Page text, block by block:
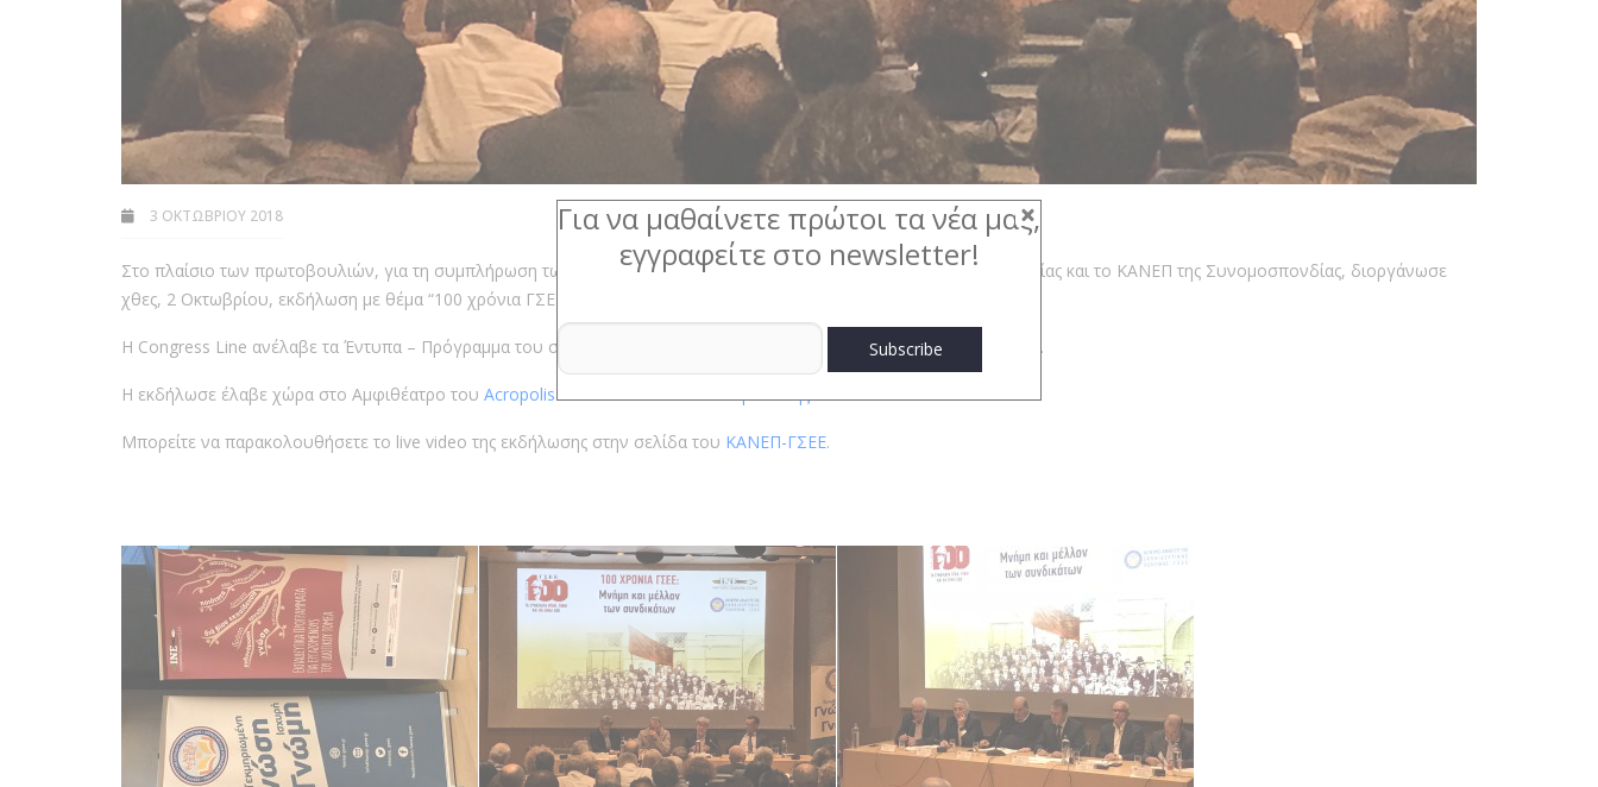
3 ΟΚΤΩΒΡΊΟΥ 2018
Στο πλαίσιο των πρωτοβουλιών, για τη συμπλήρωση των 100 χρόνων από την ίδρυση της ΓΣΕΕ, το Ινστιτούτο Εργασίας και το ΚΑΝΕΠ της Συνομοσπονδίας, διοργάνωσε
χθες, 2 Οκτωβρίου, εκδήλωση με θέμα “100 χρόνια ΓΣΕΕ: Μνήμη και Μέλλον των Συνδικάτων.”
Η Congress Line ανέλαβε τα Έντυπα – Πρόγραμμα του συνεδρίου όπως και την κάλυψη της ημερίδας σε live streaming.
Η εκδήλωσε έλαβε χώρα στο Αμφιθέατρο του Acropolis Museum – Μουσείο Ακρόπολης.
Μπορείτε να παρακολουθήσετε το live video της εκδήλωσης στην σελίδα του ΚΑΝΕΠ-ΓΣΕΕ.
Για να μαθαίνετε πρώτοι τα νέα μας,
εγγραφείτε στο newsletter!